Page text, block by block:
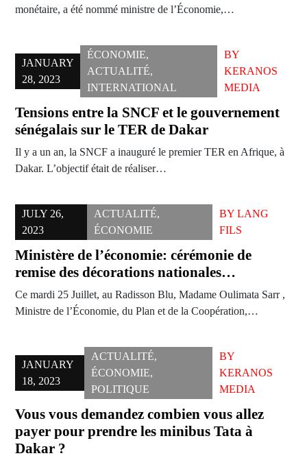
monétaire, a été nommé ministre de l’Économie,…
JANUARY
28, 2023
ÉCONOMIE,
ACTUALITÉ,
INTERNATIONAL
BY
KERANOS
MEDIA
Tensions entre la SNCF et le gouvernement
sénégalais sur le TER de Dakar
Il y a un an, la SNCF a inauguré le premier TER en Afrique, à
Dakar. L’objectif était de réaliser…
JULY 26,
2023
ACTUALITÉ,
ÉCONOMIE
BYLANG
FILS
Ministère de l’économie: cérémonie de
remise des décorations nationales…
Ce mardi 25 Juillet, au Radisson Blu, Madame Oulimata Sarr ,
Ministre de l’Économie, du Plan et de la Coopération,…
JANUARY
18, 2023
ACTUALITÉ,
ÉCONOMIE,
POLITIQUE
BY
KERANOS
MEDIA
Vous vous demandez combien vous allez
payer pour prendre les minibus Tata à
Dakar ?